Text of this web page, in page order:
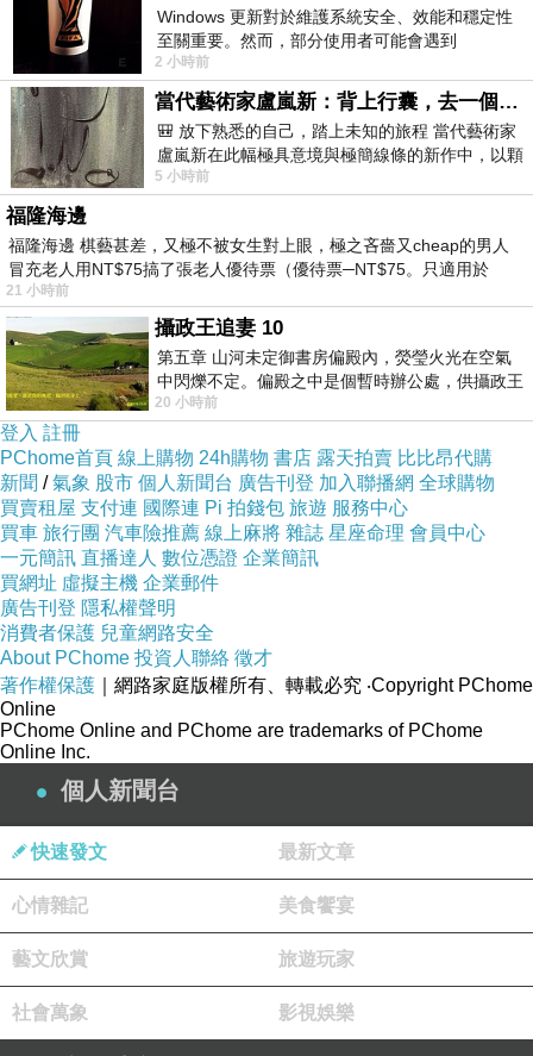
幹嘛把自己的人生過得這麼痛苦
哪有什麼永遠
想太多
上一篇：領悟
下一篇： 自以為是
Windows 更新對於維護系統安全、效能和穩定性
至關重要。然而，部分使用者可能會遇到
Windows 11 設定應用程式中缺少「Windows 更
新」
2 小時前
當代藝術家盧嵐新：背上行囊，去一個沒有人認識你的地方——看風景，也遇見渴望出發的自己
🎒 放下熟悉的自己，踏上未知的旅程 當代藝術家
盧嵐新在此幅極具意境與極簡線條的新作中，以顆
粒感豐富的灰綠粗糙背景，搭配凝練且具
5 小時前
福隆海邊
福隆海邊 棋藝甚差，又極不被女生對上眼，極之吝嗇又cheap的男人
冒充老人用NT$75搞了張老人優待票（優待票─NT$75。只適用於
21 小時前
攝政王追妻 10
第五章 山河未定御書房偏殿內，熒瑩火光在空氣
中閃爍不定。偏殿之中是個暫時辦公處，供攝政王
於皇宮內廷裡處理公務已然很多年。房內
20 小時前
登入 註冊
PChome首頁 線上購物 24h購物 書店 露天拍賣 比比昂代購
新聞 /氣象 股市 個人新聞台 廣告刊登 加入聯播網 全球購物
買賣租屋 支付連 國際連 Pi 拍錢包 旅遊 服務中心
買車 旅行團 汽車險推薦 線上麻將 雜誌 星座命理 會員中心
一元簡訊 直播達人 數位憑證 企業簡訊
買網址 虛擬主機 企業郵件
廣告刊登 隱私權聲明
消費者保護 兒童網路安全
About PChome 投資人聯絡 徵才
著作權保護 ｜網路家庭版權所有、轉載必究 ‧Copyright PChome
Online
PChome Online and PChome are trademarks of PChome
Online Inc.
個人新聞台
快速發文 最新文章
心情雜記 美食饗宴
藝文欣賞 旅遊玩家
社會萬象 影視娛樂